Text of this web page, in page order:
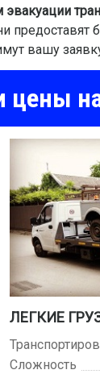
эвакуации
вашу
ЛЕГКИЕ
Сложность